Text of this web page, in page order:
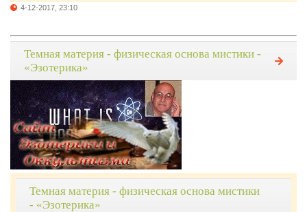
4-12-2017, 23:10
Темная материя - физическая основа мистики -
«Эзотерика»
Темная материя - физическая основа мистики
- «Эзотерика»